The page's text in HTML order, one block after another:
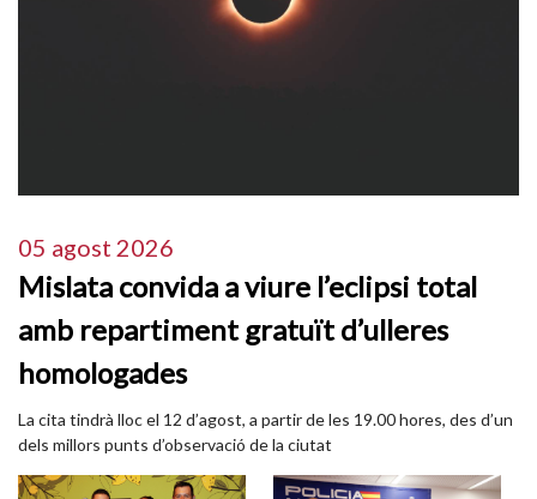
05 agost 2026
Mislata convida a viure l’eclipsi total
amb repartiment gratuït d’ulleres
homologades
La cita tindrà lloc el 12 d’agost, a partir de les 19.00 hores, des d’un
dels millors punts d’observació de la ciutat